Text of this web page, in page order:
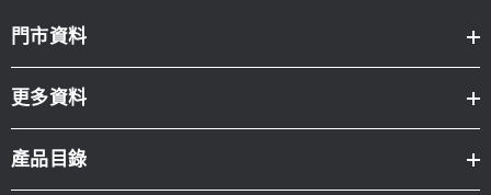
門市資料
更多資料
產品目錄